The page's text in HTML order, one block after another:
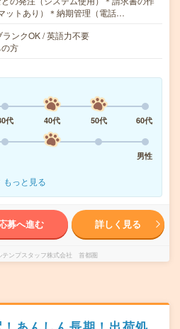
ットあり）＊納期管理（電話…
ンクOK / 英語力不要
方
代 40代 50代
60代
男性
もっと見る
募へ進む 詳しく見る
テンプスタッフ株式会社 首都圏